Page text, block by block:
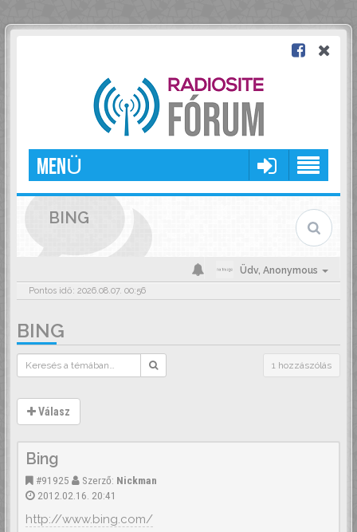
MENÜ
BING
Üdv, Anonymous
Pontos idő: 2026.08.07. 00:56
BING
1 hozzászólás
Válasz
Bing
#91925 Szerző: Nickman
2012.02.16. 20:41
http://www.bing.com/